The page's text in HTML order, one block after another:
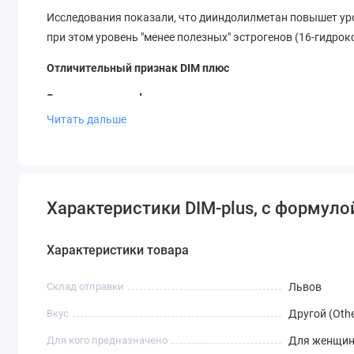
Исследования показали, что дииндолилметан повышет
при этом уровень "менее полезных" эстрогенов (16-
Отличительный признак DIM плюс
Запатентованая формула
Содержит запатентованую формулу биокомплекса
Биологическая доступность DIM-plus превосходит
стабилизированную и консистентную дозу
Для увеличения содержания фитонутриентов DIM-plus
Рекомендации по Применению
Читать дальше
Характеристики DIM-plus, с
Характеристики товара
Склад отправки Львов
Вкус Другой
Для кого предназначено Для